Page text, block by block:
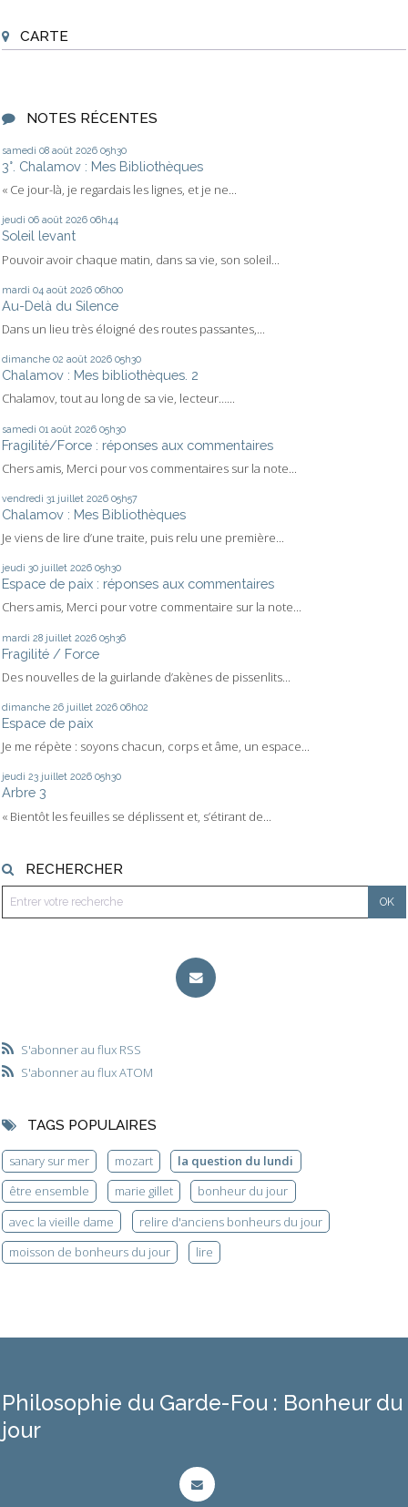
CARTE
NOTES RÉCENTES
samedi 08 août 2026 05h30
3°. Chalamov : Mes Bibliothèques
« Ce jour-là, je regardais les lignes, et je ne...
jeudi 06 août 2026 06h44
Soleil levant
Pouvoir avoir chaque matin, dans sa vie, son soleil...
mardi 04 août 2026 06h00
Au-Delà du Silence
Dans un lieu très éloigné des routes passantes,...
dimanche 02 août 2026 05h30
Chalamov : Mes bibliothèques. 2
Chalamov, tout au long de sa vie, lecteur…...
samedi 01 août 2026 05h30
Fragilité/Force : réponses aux commentaires
Chers amis, Merci pour vos commentaires sur la note...
vendredi 31 juillet 2026 05h57
Chalamov : Mes Bibliothèques
Je viens de lire d’une traite, puis relu une première...
jeudi 30 juillet 2026 05h30
Espace de paix : réponses aux commentaires
Chers amis, Merci pour votre commentaire sur la note...
mardi 28 juillet 2026 05h36
Fragilité / Force
Des nouvelles de la guirlande d’akènes de pissenlits...
dimanche 26 juillet 2026 06h02
Espace de paix
Je me répète : soyons chacun, corps et âme, un espace...
jeudi 23 juillet 2026 05h30
Arbre 3
« Bientôt les feuilles se déplissent et, s’étirant de...
RECHERCHER
S'abonner au flux RSS
S'abonner au flux ATOM
TAGS POPULAIRES
sanary sur mer mozart
la question du lundi
être ensemble
marie gillet
bonheur du jour
avec la vieille dame
relire d'anciens bonheurs du jour
moisson de bonheurs du jour
lire
Philosophie du Garde-Fou : Bonheur du
jour